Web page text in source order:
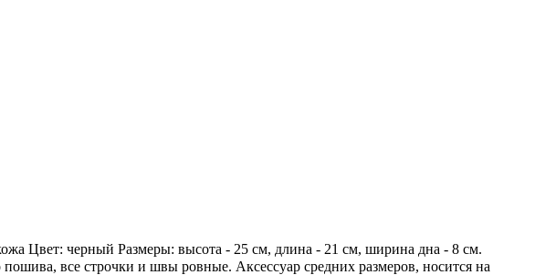
Цвет: черный Размеры: высота - 25 см, длина - 21 см, ширина дна - 8 см.
все строчки и швы ровные. Аксессуар средних размеров, носится на